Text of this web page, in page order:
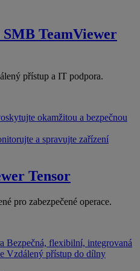
SMB TeamViewer
přístup a IT podpora.
okamžitou a bezpečnou
a spravujte zařízení
Tensor
pro zabezpečené operace.
Bezpečná, flexibilní, integrovaná
Vzdálený přístup do dílny